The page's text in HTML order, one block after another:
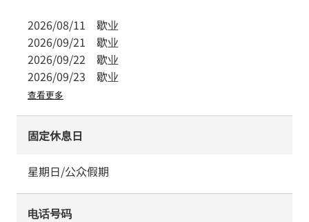
2026/08/11 歇业
2026/09/21 歇业
2026/09/22 歇业
2026/09/23 歇业
查看更多
固定休息日
星期日/公众假期
电话号码